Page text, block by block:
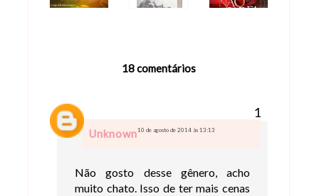
18 comentários
Unknown10 de agosto de 2014 às 13:13
Não gosto desse gênero, acho
muito chato. Isso de ter mais cenas